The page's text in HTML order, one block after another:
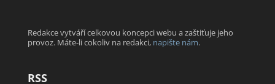
Redakce vytváří celkovou koncepci webu a zaštiťuje jeho
provoz. Máte-li cokoliv na redakci, napište nám.
RSS